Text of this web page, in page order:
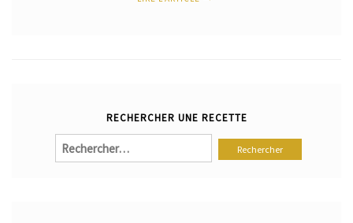
RECHERCHER UNE RECETTE
Rechercher :